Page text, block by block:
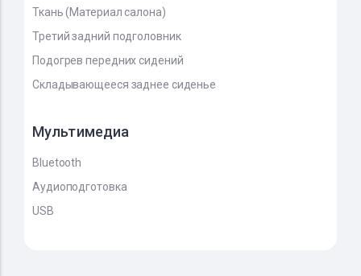
Ткань (Материал салона)
Третий задний подголовник
Подогрев передних сидений
Складывающееся заднее сиденье
Мультимедиа
Bluetooth
Аудиоподготовка
USB